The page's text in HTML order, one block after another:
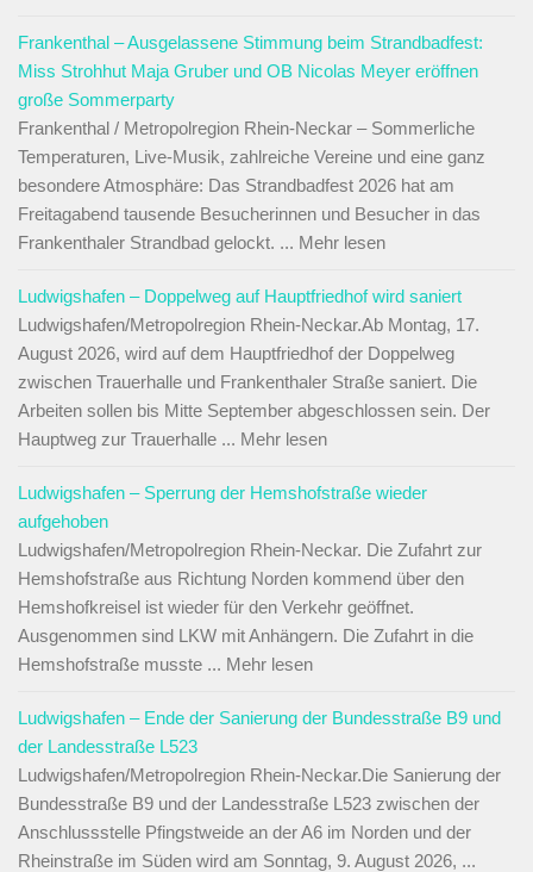
Frankenthal – Ausgelassene Stimmung beim Strandbadfest:
Miss Strohhut Maja Gruber und OB Nicolas Meyer eröffnen
große Sommerparty
Frankenthal / Metropolregion Rhein-Neckar – Sommerliche
Temperaturen, Live-Musik, zahlreiche Vereine und eine ganz
besondere Atmosphäre: Das Strandbadfest 2026 hat am
Freitagabend tausende Besucherinnen und Besucher in das
Frankenthaler Strandbad gelockt. ... Mehr lesen
Ludwigshafen – Doppelweg auf Hauptfriedhof wird saniert
Ludwigshafen/Metropolregion Rhein-Neckar.Ab Montag, 17.
August 2026, wird auf dem Hauptfriedhof der Doppelweg
zwischen Trauerhalle und Frankenthaler Straße saniert. Die
Arbeiten sollen bis Mitte September abgeschlossen sein. Der
Hauptweg zur Trauerhalle ... Mehr lesen
Ludwigshafen – Sperrung der Hemshofstraße wieder
aufgehoben
Ludwigshafen/Metropolregion Rhein-Neckar. Die Zufahrt zur
Hemshofstraße aus Richtung Norden kommend über den
Hemshofkreisel ist wieder für den Verkehr geöffnet.
Ausgenommen sind LKW mit Anhängern. Die Zufahrt in die
Hemshofstraße musste ... Mehr lesen
Ludwigshafen – Ende der Sanierung der Bundesstraße B9 und
der Landesstraße L523
Ludwigshafen/Metropolregion Rhein-Neckar.Die Sanierung der
Bundesstraße B9 und der Landesstraße L523 zwischen der
Anschlussstelle Pfingstweide an der A6 im Norden und der
Rheinstraße im Süden wird am Sonntag, 9. August 2026, ...